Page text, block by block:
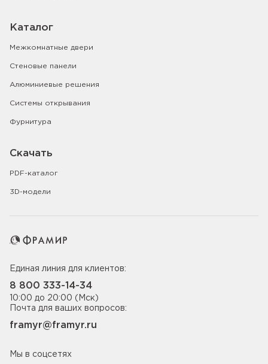
Каталог
Межкомнатные двери
Стеновые панели
Алюминиевые решения
Системы открывания
Фурнитура
Скачать
PDF-каталог
3D-модели
Единая линия для клиентов:
8 800 333-14-34
10:00 до 20:00 (Мск)
Почта для ваших вопросов:
framyr@framyr.ru
Мы в соцсетях